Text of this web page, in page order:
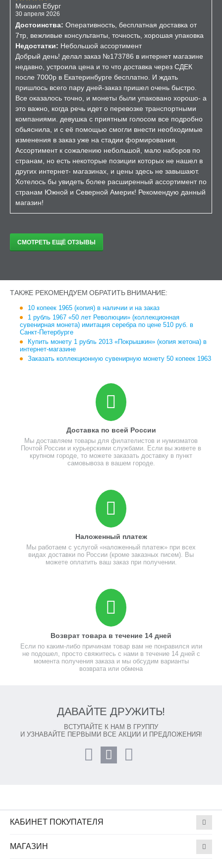
Михаил Ебург
30 апреля 2026
Достоинства: Оперативность, бесплатная доставка от
7тр, вежливые консультанты, точность, хорошая упаковка
Недостатки: Небольшой ассортимент
Добрый день! делал заказ №173786 в интернет магазине
недавно, устроила цена и то что доставка через СДЕК
после 7000р в Екатеринбурге бесплатно. И ждать
пришлось всего пару дней-заказ пришел очень быстро.
Все оказалось точно, и монеты были упаковано хорошо- а
это важно, когда речь идет о перевозке транспортными
компаниями. девушка с приятным голосом все подробно
обьяснила, и с её помощью смогли внести необходимые
изменения в заказ уже на стадии формирования.
Ассортимент к сожалению небольшой, мало наборов по
странам, но есть некоторые позиции которых не нашел в
других интернет- магазинах, и цены здесь не завышают.
Хотелось бы увидеть более расширенный ассортимент по
странам Южной и Северной Америк! Рекомендую данный
магазин!
СМОТРЕТЬ ЕЩЁ ОТЗЫВЫ
ТАКЖЕ РЕКОМЕНДУЕМ ОБРАТИТЬ ВНИМАНИЕ:
10 копеек 1965 (копия) в наличии и на заказ
1 рубль 1967 «50 лет Революции» (коллекционная
сувенирная монета) имитация серебра по цене 510 руб. в
Санкт-Петербурге
Купить монету 1 рубль 2013 «Покрышкин» (копия жетона) в
интернет-магазине
Заказать коллекционную сувенирную монету 50 копеек 1963
Доставка по всей России
Мы доставляем товары для филателистов и нумизматов
Почтой России и курьерскими службами. Если вы живете в
крупном городе, то можете заказать доставку в пункт
самовывоза в вашем городе.
Наложенный платеж
Мы работаем с услугой «наложенный платеж» при всех
видах доставки по России (кроме заказных писем). Вы
можете оплатить ваш заказ при получении.
Возврат товара в течение 14 дней
Если по каким-либо причинам товар вам не понравился или
не подошел, просто свяжитесь с нами в течение 14 дней с
момента получения заказа и мы обсудим варианты
возврата или обмена
ДАВАЙТЕ ДРУЖИТЬ!
ВСТУПАЙТЕ К НАМ В ГРУППУ
И УЗНАВАЙТЕ ПЕРВЫМИ ВСЕ АКЦИИ И ПРЕДЛОЖЕНИЯ!
КАБИНЕТ ПОКУПАТЕЛЯ
МАГАЗИН